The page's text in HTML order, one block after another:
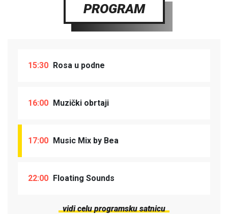
PROGRAM
15:30 Rosa u podne
16:00 Muzički obrtaji
17:00 Music Mix by Bea
22:00 Floating Sounds
vidi celu programsku satnicu